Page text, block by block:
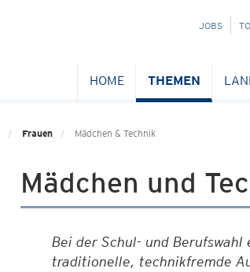
NAVIGATION
JOBS
HOME THEMEN
Frauen Mädchen & Technik
Mädchen und
Bei der Schul- und
traditionelle, technikfremde